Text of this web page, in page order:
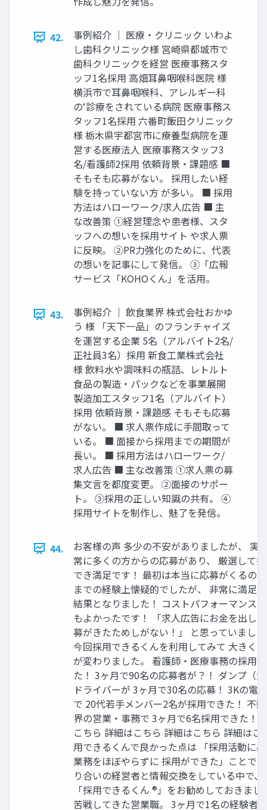
42.
事例紹介 ｜ 医療‧クリニック いわよ
し⻭科クリニック様 宮崎県都城市で
⻭科クリニックを経営 医療事務スタ
ッフ1名採⽤ ⾼畑⽿⿐咽喉科医院 様
横浜市で⽿⿐咽喉科、アレルギー科
のʻ診療をされている病院 医療事務ス
タッフ1名採⽤ 六番町飯⽥クリニック
様 栃⽊県宇都宮市に療養型病院を運
営する医療法⼈ 医療事務スタッフ3
名/看護師2採⽤ 依頼背景‧課題感 ■
そもそも応募がない。 採⽤したい経
験を持っていない⽅ が多い。 ■ 採⽤
⽅法はハローワーク/求⼈広告 ■ 主
な改善策 ①経営理念や患者様、スタ
ッフへの想いを採⽤サイト や求⼈票
に反映。 ②PR⼒強化のために、代表
の想いを記事にして発信。 ③「広報
サービス「KOHOくん」を活⽤。
43.
事例紹介 ｜ 飲⾷業界 株式会社おかゆ
う 様 「天下⼀品」のフランチャイズ
を運営する企業 5名（アルバイト2名/
正社員3名）採⽤ 新⾷⼯業株式会社
様 飲料⽔や調味料の瓶詰、レトルト
⾷品の製造‧パックなどを事業展開
製造加⼯スタッフ1名（アルバイト）
採⽤ 依頼背景‧課題感 そもそも応募
がない。 ■ 求⼈票作成に⼿間取って
いる。 ■ ⾯接から採⽤までの期間が
⻑い。 ■ 採⽤⽅法はハローワーク/
求⼈広告 ■ 主な改善策 ①求⼈票の募
集⽂⾔を都度変更。 ②⾯接のサポー
ト。 ③採⽤の正しい知識の共有。 ④
採⽤サイトを制作し、魅了を発信。
44.
お客様の声 多少の不安がありましたが、 実
常に多くの方からの応募があり、 厳選して
でき満足です！ 最初は本当に応募がくるの
までの経験上懐疑的でしたが、 非常に満足
結果となりました！ コストパフォーマンス
もよかったです！ 「求人広告にお金を出し
募がきたためしがない！」 と思っていまし
今回採用できるくんを利用してみて 大きく
が変わりました。 看護師‧医療事務の採⽤
た！ 3ヶ⽉で90名の応募者が？！ ダンプ（
ドライバーが 3ヶ⽉で30名の応募！ 3Kの電
で 20代若⼿メンバー2名が採⽤できた！ 不
界の営業‧事務で 3ヶ⽉で6名採⽤できた！
こちら 詳細はこちら 詳細はこちら 詳細はこ
用できるくんで良かった点は 「採用活動に
業務をほぼやらずに 採用ができた」ことで
り合いの経営者と情報交換をしている中で、
「採用できるくん ®」をお勧めしておきまし
苦戦してきた営業職。 3ヶ⽉で1名の経験者